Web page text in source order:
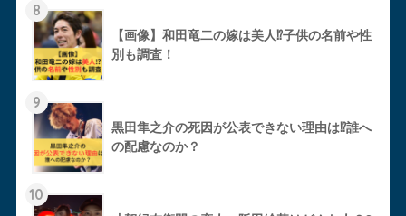
8
【画像】和田竜二の嫁は美人⁉︎子供の名前や性
別も調査！
9
黒田隼之介の死因が公表できない理由は⁉︎誰へ
の配慮なのか？
10